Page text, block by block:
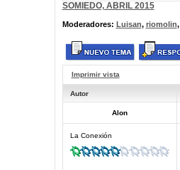
SOMIEDO, ABRIL 2015
Moderadores: Luisan, riomolin,
Imprimir vista
Autor
Alon
La Conexión